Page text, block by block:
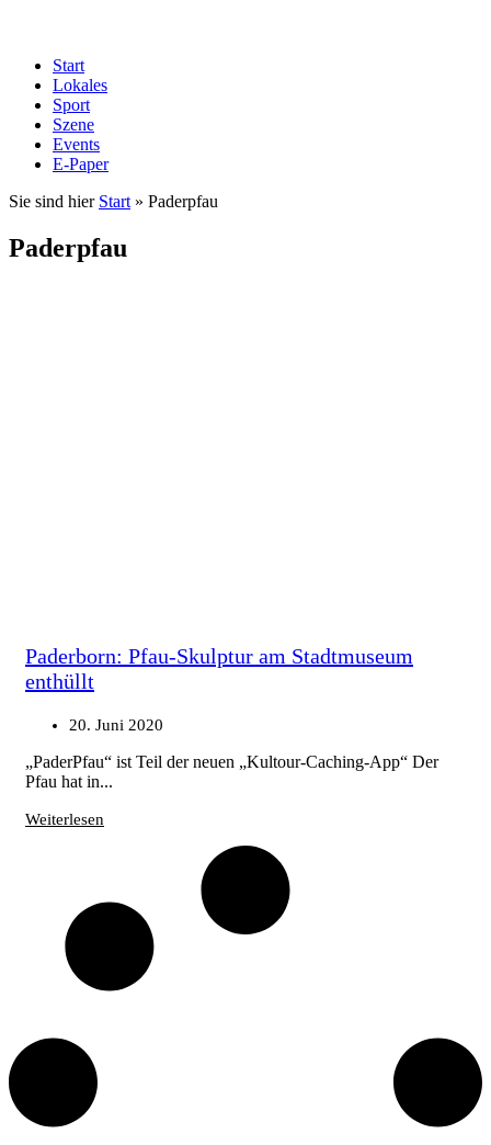
Start
Lokales
Sport
Szene
Events
E-Paper
Sie sind hier Start » Paderpfau
Paderpfau
Paderborn: Pfau-Skulptur am Stadtmuseum
enthüllt
20. Juni 2020
„PaderPfau“ ist Teil der neuen „Kultour-Caching-App“ Der
Pfau hat in...
Weiterlesen